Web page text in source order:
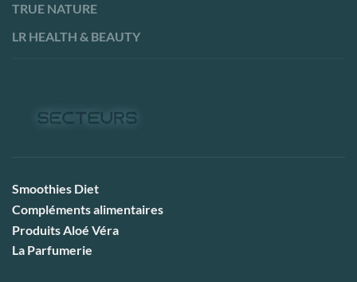
TRUE NATURE
LR HEALTH & BEAUTY
Smoothies Diet
Compléments alimentaires
Produits Aloé Véra
La Parfumerie